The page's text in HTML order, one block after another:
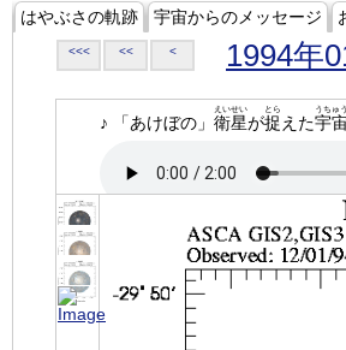
はやぶさの軌跡 宇宙からのメッセージ
<<< << < 1994年
♪ 「あけぼの」 衛星
えいせい
が捉
とら
えた宇
うちゅう